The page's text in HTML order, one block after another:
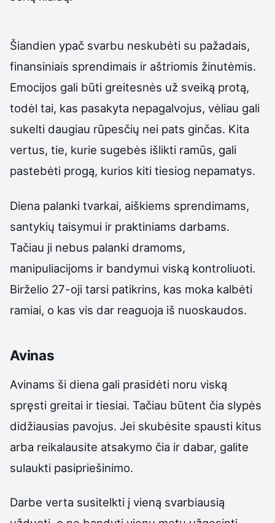
Šiandien ypač svarbu neskubėti su pažadais,
finansiniais sprendimais ir aštriomis žinutėmis.
Emocijos gali būti greitesnės už sveiką protą,
todėl tai, kas pasakyta nepagalvojus, vėliau gali
sukelti daugiau rūpesčių nei pats ginčas. Kita
vertus, tie, kurie sugebės išlikti ramūs, gali
pastebėti progą, kurios kiti tiesiog nepamatys.
Diena palanki tvarkai, aiškiems sprendimams,
santykių taisymui ir praktiniams darbams.
Tačiau ji nebus palanki dramoms,
manipuliacijoms ir bandymui viską kontroliuoti.
Birželio 27-oji tarsi patikrins, kas moka kalbėti
ramiai, o kas vis dar reaguoja iš nuoskaudos.
Avinas
Avinams ši diena gali prasidėti noru viską
spręsti greitai ir tiesiai. Tačiau būtent čia slypės
didžiausias pavojus. Jei skubėsite spausti kitus
arba reikalausite atsakymo čia ir dabar, galite
sulaukti pasipriešinimo.
Darbe verta susitelkti į vieną svarbiausią